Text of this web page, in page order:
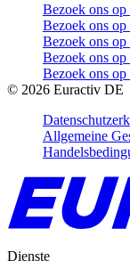
Bezoek ons
Bezoek ons
Bezoek ons op
Bezoek ons op
Bezoek ons
© 2026 Euractiv DE
Allgemeine
Dienste